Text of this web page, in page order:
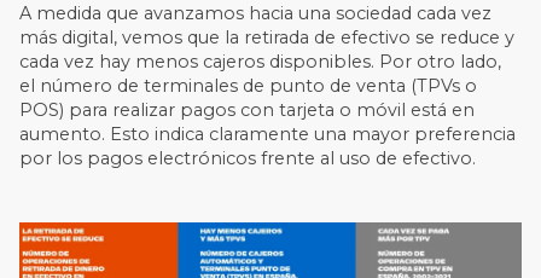
A medida que avanzamos hacia una sociedad cada vez
más digital, vemos que la retirada de efectivo se reduce y
cada vez hay menos cajeros disponibles. Por otro lado,
el número de terminales de punto de venta (TPVs o
POS) para realizar pagos con tarjeta o móvil está en
aumento. Esto indica claramente una mayor preferencia
por los pagos electrónicos frente al uso de efectivo.